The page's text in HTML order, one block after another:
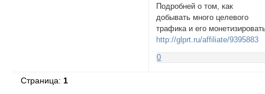
Подробней о том, как
добывать много целевого
трафика и его
http://glprt.ru/affiliate/9395883
0
Страница: 1